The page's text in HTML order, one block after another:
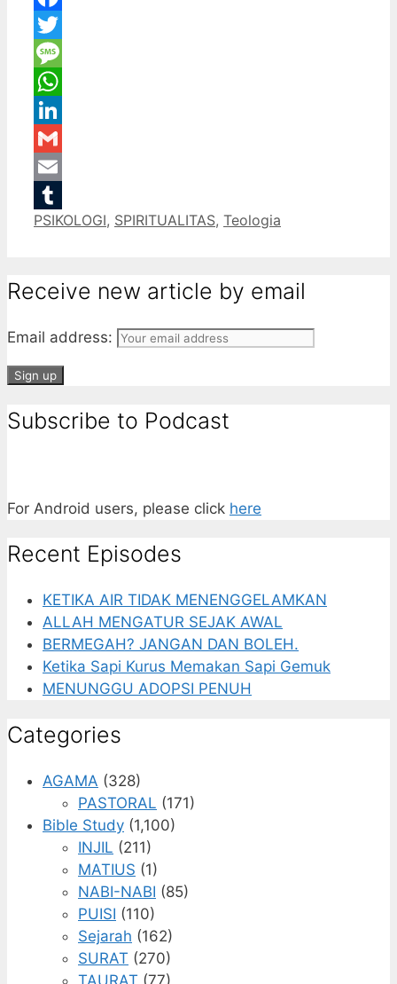
Facebook
Twitter
Message
WhatsApp
LinkedIn
Gmail
Email
Tumblr
Categories
PSIKOLOGI, SPIRITUALITAS, Teologia
Receive new article by email
Email address:
Subscribe to Podcast
For Android users, please click here
Recent Episodes
KETIKA AIR TIDAK MENENGGELAMKAN
ALLAH MENGATUR SEJAK AWAL
BERMEGAH? JANGAN DAN BOLEH.
Ketika Sapi Kurus Memakan Sapi Gemuk
MENUNGGU ADOPSI PENUH
Categories
AGAMA (328)
PASTORAL (171)
Bible Study (1,100)
INJIL (211)
MATIUS (1)
NABI-NABI (85)
PUISI (110)
Sejarah (162)
SURAT (270)
TAURAT (77)